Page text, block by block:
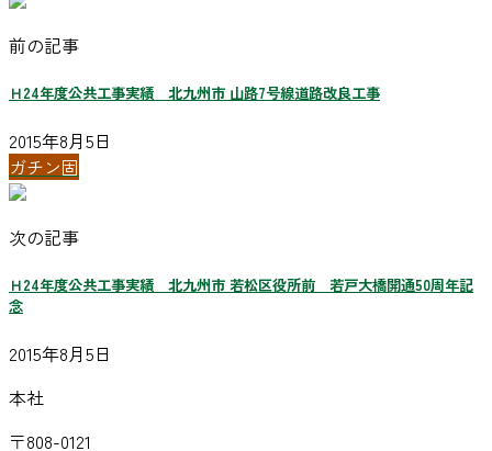
前の記事
Ｈ24年度公共工事実績 北九州市 山路7号線道路改良工事
2015年8月5日
ガチン固
次の記事
Ｈ24年度公共工事実績 北九州市 若松区役所前 若戸大橋開通50周年記
念
2015年8月5日
本社
〒808-0121